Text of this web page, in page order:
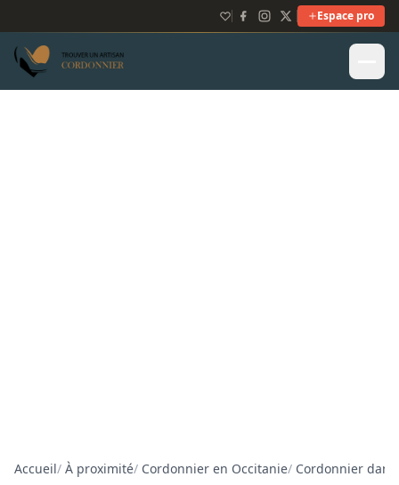
Espace pro
Accueil/ À proximité/ Cordonnier en Occitanie/ Cordonnier